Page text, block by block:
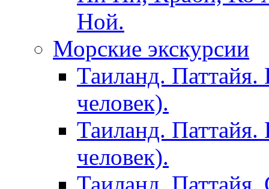
Ной.
Морские экскурсии
Таиланд. Паттайя.
человек).
Таиланд. Паттайя.
человек).